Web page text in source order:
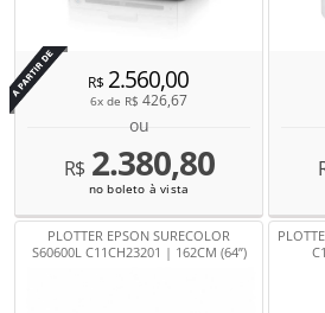
Por
R$2.560,00
6x de R$ 426,67
ou
R$2.380,80
no boleto à vista
PLOTTER EPSON SURECOLOR
S60600L C11CH23201 | 162CM (64”)